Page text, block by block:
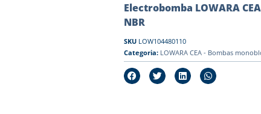
Electrobomba LOWARA
NBR
SKU LOW104480110
Categoria: LOWARA CEA - Bombas